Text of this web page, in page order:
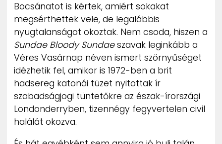
Bocsánatot is kértek, amiért sokakat
megsérthettek vele, de legalábbis
nyugtalanságot okoztak. Nem csoda, hiszen a
Sundae Bloody Sundaeszavak leginkább a
Véres Vasárnap néven ismert szörnyűséget
idézhetik fel, amikor is 1972-ben a brit
hadsereg katonái tüzet nyitottak ír
szabadságjogi tüntetőkre az észak-írországi
Londonderryben, tizennégy fegyvertelen civil
halálát okozva.